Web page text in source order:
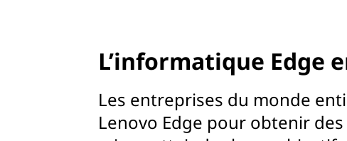
L’informatique Edge
Les entreprises du monde
Lenovo Edge pour obtenir